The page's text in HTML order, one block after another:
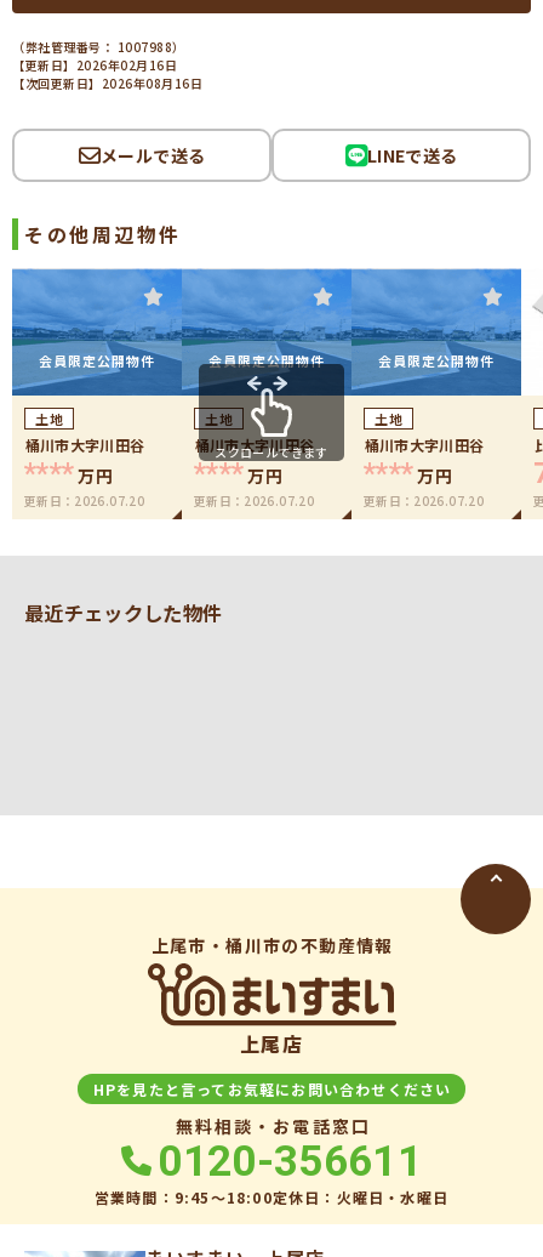
（弊社管理番号： 1007988）
【更新日】2026年02月16日
【次回更新日】2026年08月16日
メールで送る LINEで送る
その他周辺物件
会員限定公開物件
土地
桶川市大字川田谷
****万円
更新日： 2026.07.20
会員限定公開物件
土地
桶川市大字川田谷
****万円
更新日： 2026.07.20
会員限定公開物件
土地
桶川市大字川田谷
****万円
更新日： 2026.07.20
スクロールできます
最近チェックした物件
上尾市・桶川市の不動産情報
上尾店
HPを見たと言ってお気軽にお問い合わせください
無料相談・お電話窓口
0120-356611
営業時間：9:45〜18:00定休日：火曜日・水曜日